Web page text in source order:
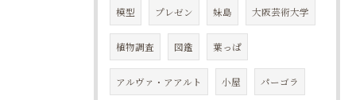
模型 プレゼン 妹島 大阪芸術大学
植物調査 図鑑 葉っぱ
アルヴァ・アアルト 小屋 パーゴラ